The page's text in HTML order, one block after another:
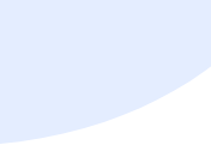
-33 %